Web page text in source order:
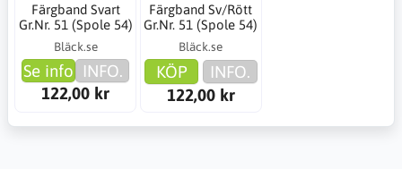
Färgband Svart
Gr.Nr. 51 (Spole 54)
Bläck.se
Se info INFO.
122,00 kr
Färgband Sv/Rött
Gr.Nr. 51 (Spole 54)
Bläck.se
KÖP
INFO.
122,00 kr